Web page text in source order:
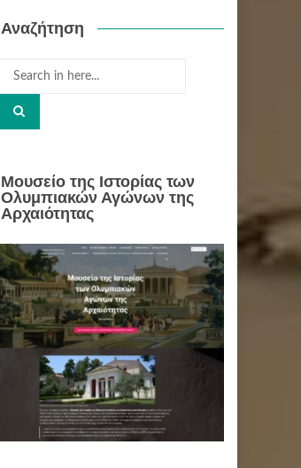
Αναζήτηση
Search
Μουσείο της Ιστορίας των
Ολυμπιακών Αγώνων της
Αρχαιότητας